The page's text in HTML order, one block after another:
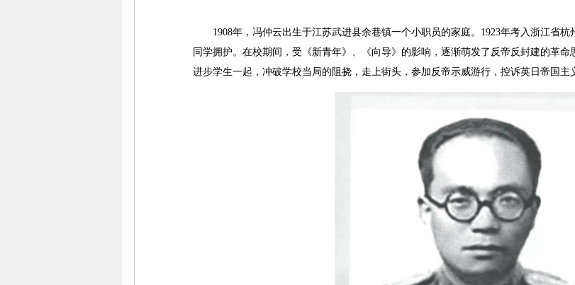
1908年，冯仲云出生于江苏武进县余巷镇一个小职员的家庭。1923年考入浙江省杭
同学拥护。在校期间，受《新青年》、《向导》的影响，逐渐萌发了反帝反封建的革命
进步学生一起，冲破学校当局的阻挠，走上街头，参加反帝示威游行，控诉英日帝国主